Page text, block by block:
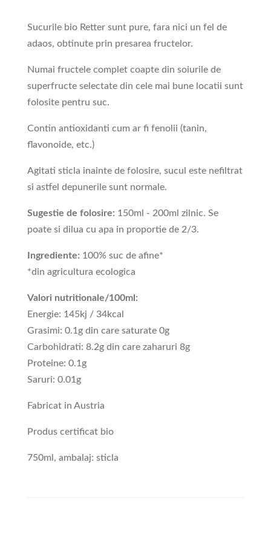
Sucurile bio Retter sunt pure, fara nici un fel de
adaos, obtinute prin presarea fructelor.
Numai fructele complet coapte din soiurile de
superfructe selectate din cele mai bune locatii sunt
folosite pentru suc.
Contin antioxidanti cum ar fi fenolii (tanin,
flavonoide, etc.)
Agitati sticla inainte de folosire, sucul este nefiltrat
si astfel depunerile sunt normale.
Sugestie de folosire: 150ml - 200ml zilnic. Se
poate si dilua cu apa in proportie de 2/3.
Ingrediente: 100% suc de afine*
*din agricultura ecologica
Valori nutritionale/100ml:
Energie: 145kj / 34kcal
Grasimi: 0.1g din care saturate 0g
Carbohidrati: 8.2g din care zaharuri 8g
Proteine: 0.1g
Saruri: 0.01g
Fabricat in Austria
Produs certificat bio
750ml, ambalaj: sticla